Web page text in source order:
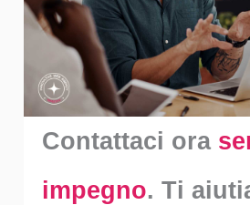
Contattaci ora
impegno. Ti